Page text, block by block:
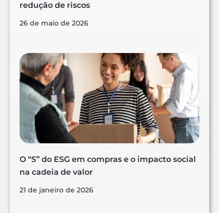
redução de riscos
26 de maio de 2026
O “S” do ESG em compras e o impacto social
na cadeia de valor
21 de janeiro de 2026